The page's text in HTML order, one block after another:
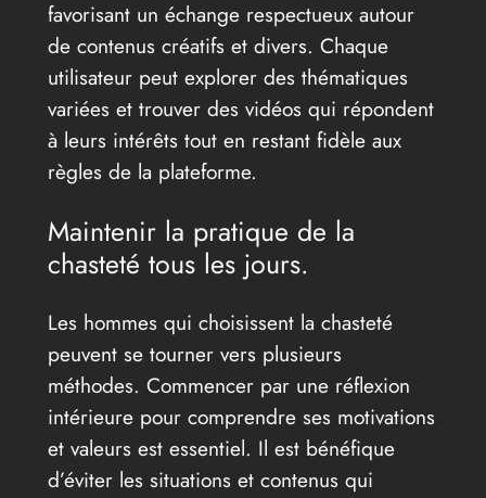
favorisant un échange respectueux autour
de contenus créatifs et divers. Chaque
utilisateur peut explorer des thématiques
variées et trouver des vidéos qui répondent
à leurs intérêts tout en restant fidèle aux
règles de la plateforme.
Maintenir la pratique de la
chasteté tous les jours.
Les hommes qui choisissent la chasteté
peuvent se tourner vers plusieurs
méthodes. Commencer par une réflexion
intérieure pour comprendre ses motivations
et valeurs est essentiel. Il est bénéfique
d’éviter les situations et contenus qui